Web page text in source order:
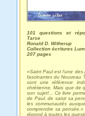
101 questions et
Tarse
Ronald D. Witherup
Collection écritures
207 pages
«Saint Paul est l’une
fascinantes du Nouveau
sont une référence
chrétienne. Mais que de
son sujet!... Ce livre
de Paul, de saisir sa
les communautés
comprendre sa
répond à toutes les